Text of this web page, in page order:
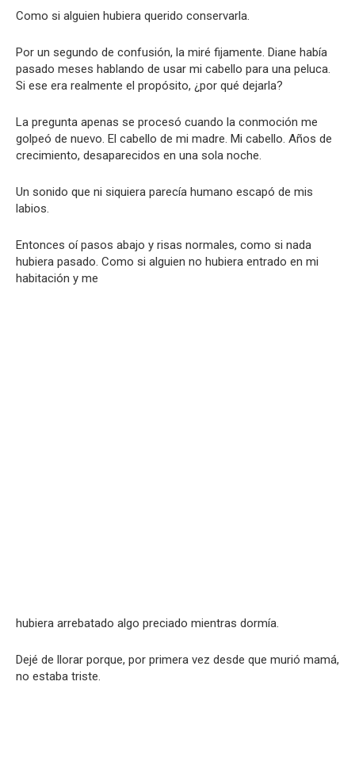
Como si alguien hubiera querido conservarla.
Por un segundo de confusión, la miré fijamente. Diane había
pasado meses hablando de usar mi cabello para una peluca.
Si ese era realmente el propósito, ¿por qué dejarla?
La pregunta apenas se procesó cuando la conmoción me
golpeó de nuevo. El cabello de mi madre. Mi cabello. Años de
crecimiento, desaparecidos en una sola noche.
Un sonido que ni siquiera parecía humano escapó de mis
labios.
Entonces oí pasos abajo y risas normales, como si nada
hubiera pasado. Como si alguien no hubiera entrado en mi
habitación y me
hubiera arrebatado algo preciado mientras dormía.
Dejé de llorar porque, por primera vez desde que murió mamá,
no estaba triste.